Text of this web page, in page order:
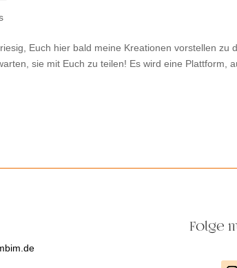
Euch hier bald meine Kreationen vorstellen zu
sie mit Euch zu teilen! Es wird eine Plattform,
Folge